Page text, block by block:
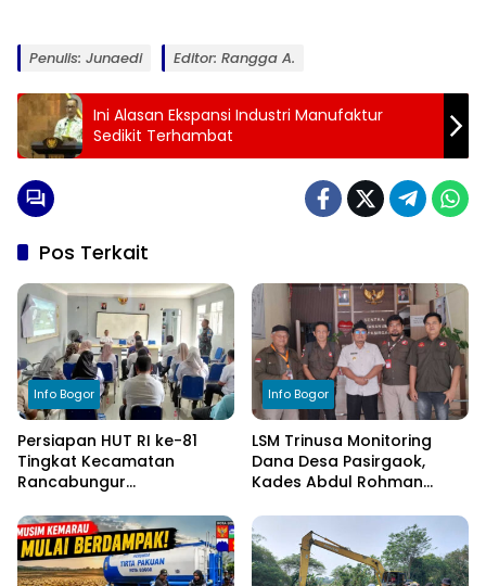
Penulis: Junaedi Editor: Rangga A.
Ini Alasan Ekspansi Industri Manufaktur
Sedikit Terhambat
Pos Terkait
Info Bogor
Persiapan HUT RI ke-81
Tingkat Kecamatan
Rancabungur
Cimulang, Libatkan Seluruh
Elemen Masyarakat
Info Bogor
LSM Trinusa Monitoring
Dana Desa Pasirgaok,
Kades Abdul Rohman
Transparansi Pengelolaan
Anggaran